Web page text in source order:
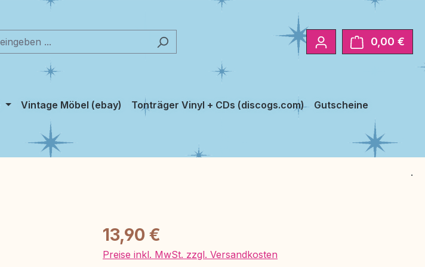
0,00 €
Vintage Möbel (ebay) Tonträger Vinyl + CDs (discogs.com) Gutscheine
.
Regulärer Preis:
13,90 €
Preise inkl. MwSt. zzgl. Versandkosten